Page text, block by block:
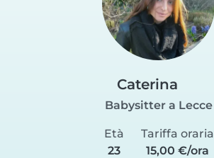
Caterina
Babysitter a Lecce
Età
23
Tariffa oraria
15,00 €/ora